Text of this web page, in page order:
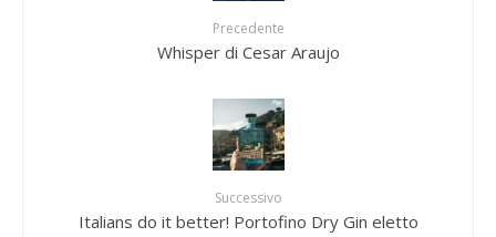
Precedente
Whisper di Cesar Araujo
Successivo
Italians do it better! Portofino Dry Gin eletto